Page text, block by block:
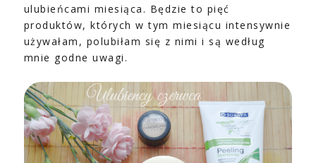
ulubieńcami miesiąca. Będzie to pięć
produktów, których w tym miesiącu intensywnie
używałam, polubiłam się z nimi i są według
mnie godne uwagi.